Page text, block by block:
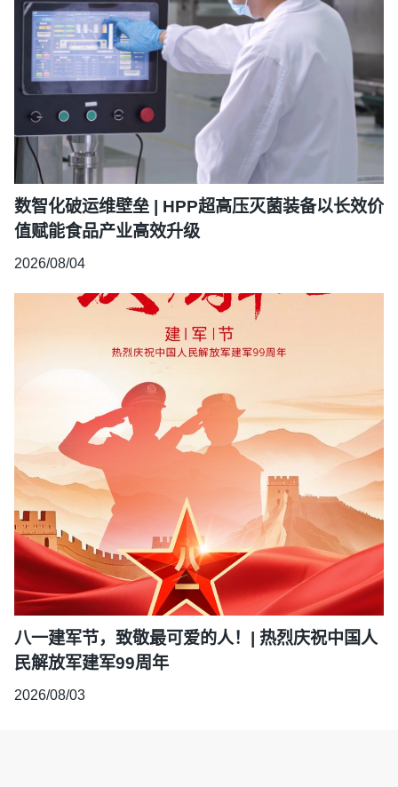
数智化破运维壁垒 | HPP超高压灭菌装备以长效价
值赋能食品产业高效升级
2026/08/04
八一建军节，致敬最可爱的人！| 热烈庆祝中国人
民解放军建军99周年
2026/08/03